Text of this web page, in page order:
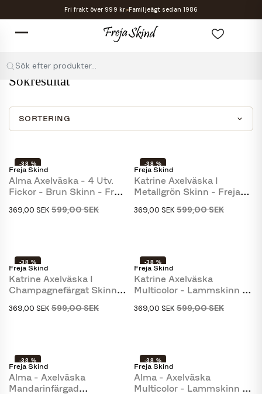
Fri frakt över 999 kr. Familjeägt sedan 1986
Sök efter produkter...
Sökresultat
SORTERING
Freja Skind
Alma Axelväska - 4 Utv.
Fickor - Brun Skinn - Freja
369,00 SEK 599,00 SEK
-38 %
Freja Skind
Katrine Axelväska I
Metallgrön Skinn - Freja
369,00 SEK 599,00 SEK
-38 %
SLUT I LAGER
Freja Skind
Katrine Axelväska I
Champagnefärgat Skinn -
369,00 SEK 599,00 SEK
-38 %
SLUT I LAGER
Freja Skind
Katrine Axelväska
Multicolor - Lammskinn -
369,00 SEK 599,00 SEK
-38 %
Freja Skind
Alma - Axelväska
Mandarinfärgad
-38 %
Freja Skind
Alma - Axelväska
Multicolor - Lammskinn -
-38 %